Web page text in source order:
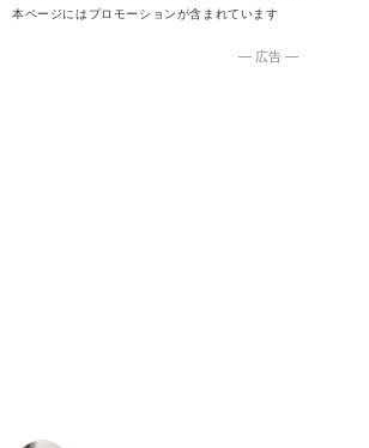
本ページにはプロモーションが含まれています
― 広告 ―